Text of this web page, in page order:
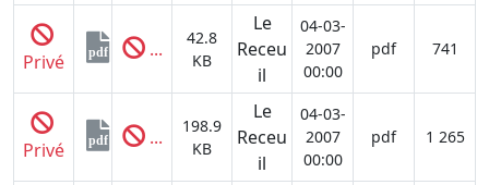
Privé pdf ...
42.8
KB
Le
Receu
il
04-03-
2007
00:00
pdf 741
Privé pdf ...
198.9
KB
Le
Receu
il
04-03-
2007
00:00
pdf 1 265